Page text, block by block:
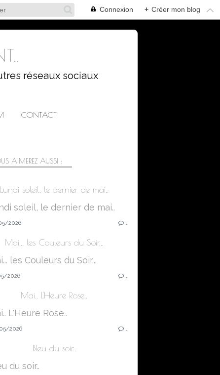
Connexion + Créer mon blog
réseaux sociaux
CONTACT
AIMEREZ AUSSI :
Lundi soleil, le dernier de mai..
2026
Mai... les Couleurs du Soir...
2026
Mai.. L'Heure Rose..
2026
Bleu du soir..